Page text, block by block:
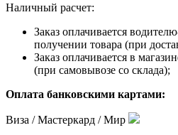
Наличный расчет:
Заказ оплачивается
получении товара (при
Заказ оплачивается в
(при самовывозе со склада);
Оплата банковскими картами:
Виза / Мастеркард / Мир